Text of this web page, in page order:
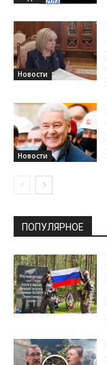
Новости
Новости
ПОПУЛЯРНОЕ